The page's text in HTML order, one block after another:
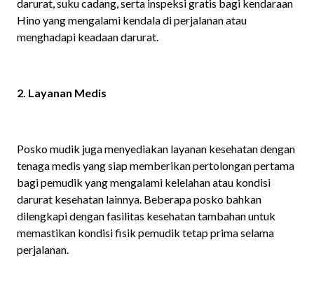
darurat, suku cadang, serta inspeksi gratis bagi kendaraan
Hino yang mengalami kendala di perjalanan atau
menghadapi keadaan darurat. ​
2. Layanan Medis
Posko mudik juga menyediakan layanan kesehatan dengan
tenaga medis yang siap memberikan pertolongan pertama
bagi pemudik yang mengalami kelelahan atau kondisi
darurat kesehatan lainnya. Beberapa posko bahkan
dilengkapi dengan fasilitas kesehatan tambahan untuk
memastikan kondisi fisik pemudik tetap prima selama
perjalanan.​